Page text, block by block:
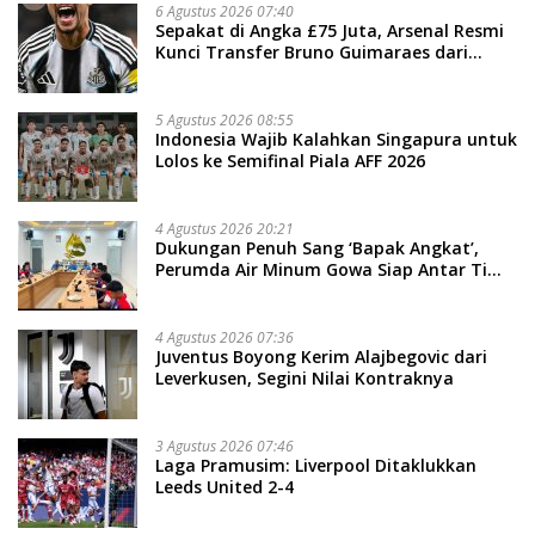
6 Agustus 2026 07:40
Sepakat di Angka £75 Juta, Arsenal Resmi
Kunci Transfer Bruno Guimaraes dari
5 Agustus 2026 08:55
Indonesia Wajib Kalahkan Singapura untuk
Lolos ke Semifinal Piala AFF 2026
4 Agustus 2026 20:21
Dukungan Penuh Sang ‘Bapak Angkat’,
Perumda Air Minum Gowa Siap Antar Tim
4 Agustus 2026 07:36
Juventus Boyong Kerim Alajbegovic dari
Leverkusen, Segini Nilai Kontraknya
3 Agustus 2026 07:46
Laga Pramusim: Liverpool Ditaklukkan
Leeds United 2-4